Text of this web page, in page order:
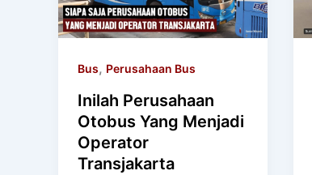
Bus, Perusahaan Bus
Inilah Perusahaan
Otobus Yang Menjadi
Operator
Transjakarta